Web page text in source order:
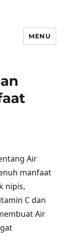
MENU
Air
manfaat
nipis,
C dan
Air